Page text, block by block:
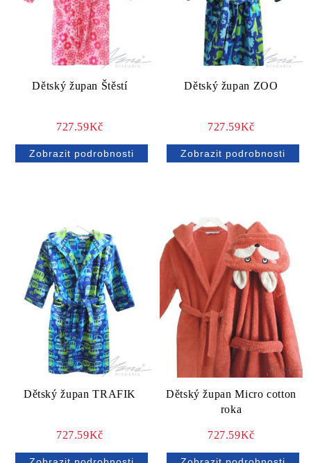
Dětský župan Štěstí
727.59Kč
Zobrazit podrobnosti
Dětský župan ZOO
727.59Kč
Zobrazit podrobnosti
Dětský župan TRAFIK
727.59Kč
Dětský župan Micro cotton
roka
727.59Kč